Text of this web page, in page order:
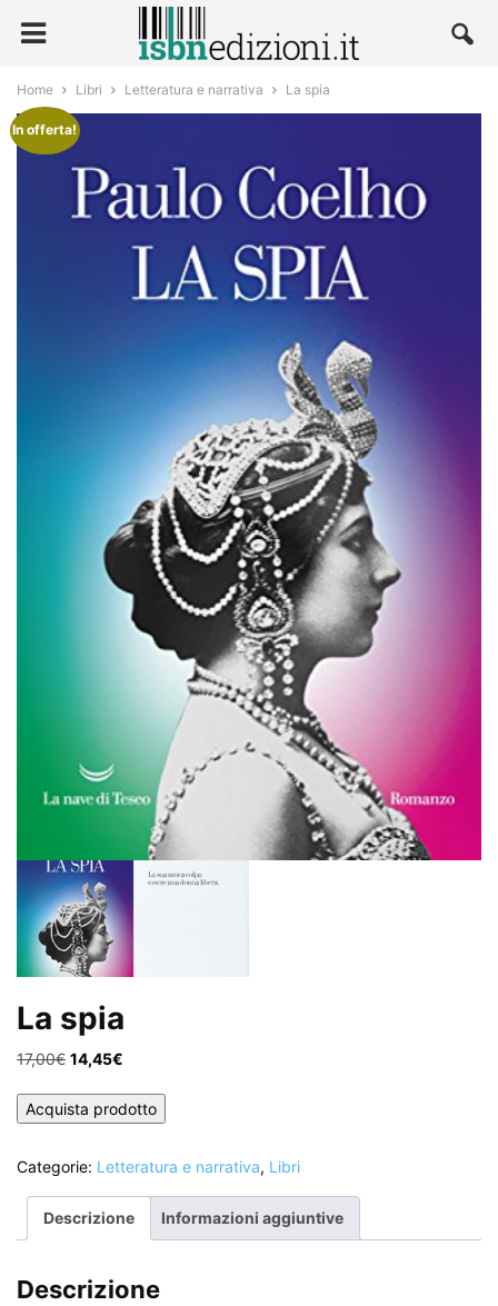
Home Libri Letteratura e narrativa La spia
In offerta!
La spia
17,00€ Il
originale
era:
14,45€
attuale
è:
Acquista prodotto
Categorie: Letteratura e narrativa, Libri
Descrizione Informazioni aggiuntive
Descrizione